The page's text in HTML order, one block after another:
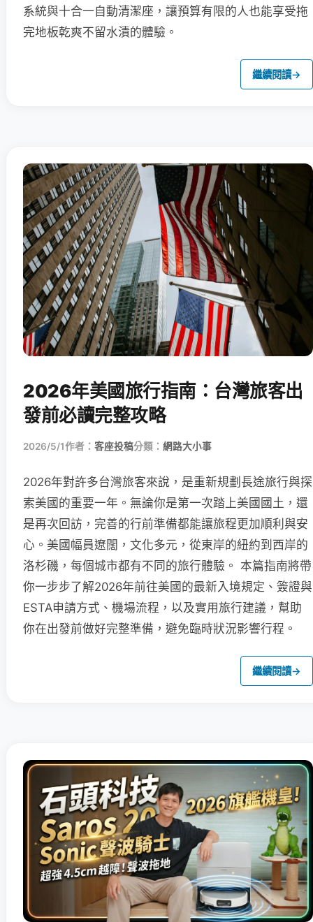
系統與十合一自動清潔座，讓預算有限的人也能享受拖
完地板乾爽不留水漬的體驗。
繼續閱讀→
2026年美國旅行指南：台灣旅客出
發前必讀完整攻略
2026/5/1作者： 客座投稿分類： 網路大小事
2026年對許多台灣旅客來說，是重新規劃長途旅行與探
索美國的重要一年。無論你是第一次踏上美國國土，還
是再次回訪，完善的行前準備都能讓旅程更加順利與安
心。美國幅員遼闊，文化多元，從東岸的紐約到西岸的
洛杉磯，每個城市都有不同的旅行體驗。 本篇指南將帶
你一步步了解2026年前往美國的最新入境規定、簽證與
ESTA申請方式、機場流程，以及實用旅行建議，幫助
你在出發前做好完整準備，避免臨時狀況影響行程。
繼續閱讀→